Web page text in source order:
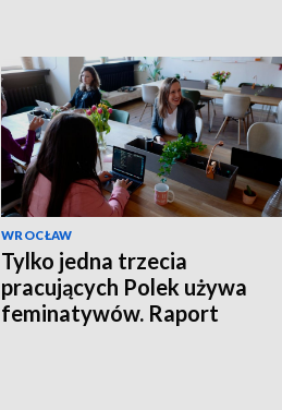
WROCŁAW
Tylko jedna trzecia
pracujących Polek używa
feminatywów. Raport